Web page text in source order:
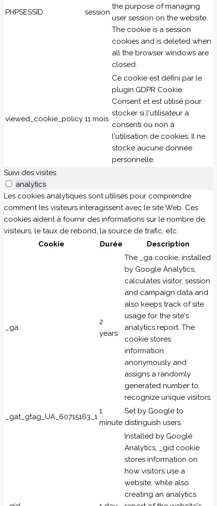
PHPSESSID session
the purpose of managing
user session on the website.
The cookie is a session
cookies and is deleted when
all the browser windows are
closed.
viewed_cookie_policy 11 mois
Ce cookie est défini par le
plugin GDPR Cookie
Consent et est utilisé pour
stocker si l'utilisateur a
consenti ou non à
l'utilisation de cookies. Il ne
stocke aucune donnée
personnelle.
Suivi des visites
analytics
Les cookies analytiques sont utilisés pour comprendre
comment les visiteurs interagissent avec le site Web. Ces
cookies aident à fournir des informations sur le nombre de
visiteurs, le taux de rebond, la source de trafic, etc.
Cookie
Durée Description
_ga
2
years
The _ga cookie, installed
by Google Analytics,
calculates visitor, session
and campaign data and
also keeps track of site
usage for the site's
analytics report. The
cookie stores
information
anonymously and
assigns a randomly
generated number to
recognize unique visitors.
_gat_gtag_UA_60715163_1
1
minute
Set by Google to
distinguish users.
Installed by Google
Analytics, _gid cookie
stores information on
how visitors use a
website, while also
creating an analytics